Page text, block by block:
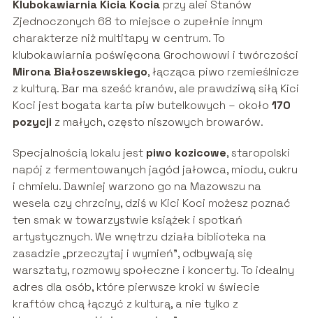
Klubokawiarnia Kicia Kociaprzy alei Stanów
Zjednoczonych 68 to miejsce o zupełnie innym
charakterze niż multitapy w centrum. To
klubokawiarnia poświęcona Grochowowi i twórczości
Mirona Białoszewskiego, łącząca piwo rzemieślnicze
z kulturą. Bar ma sześć kranów, ale prawdziwą siłą Kici
Koci jest bogata karta piw butelkowych – około 170
pozycji z małych, często niszowych browarów.
Specjalnością lokalu jest piwo kozicowe, staropolski
napój z fermentowanych jagód jałowca, miodu, cukru
i chmielu. Dawniej warzono go na Mazowszu na
wesela czy chrzciny, dziś w Kici Koci możesz poznać
ten smak w towarzystwie książek i spotkań
artystycznych. We wnętrzu działa biblioteka na
zasadzie „przeczytaj i wymień”, odbywają się
warsztaty, rozmowy społeczne i koncerty. To idealny
adres dla osób, które pierwsze kroki w świecie
kraftów chcą łączyć z kulturą, a nie tylko z